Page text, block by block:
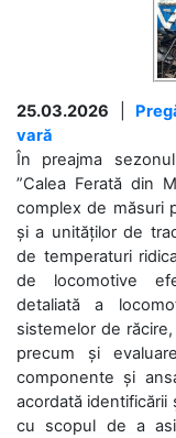
25.03.2026
vară
În preajma
”Calea Ferată din
complex de măsuri
și a unităților de
de temperaturi
de locomotive
detaliată a
sistemelor de
precum și
componente și
acordată identificării
cu scopul de a